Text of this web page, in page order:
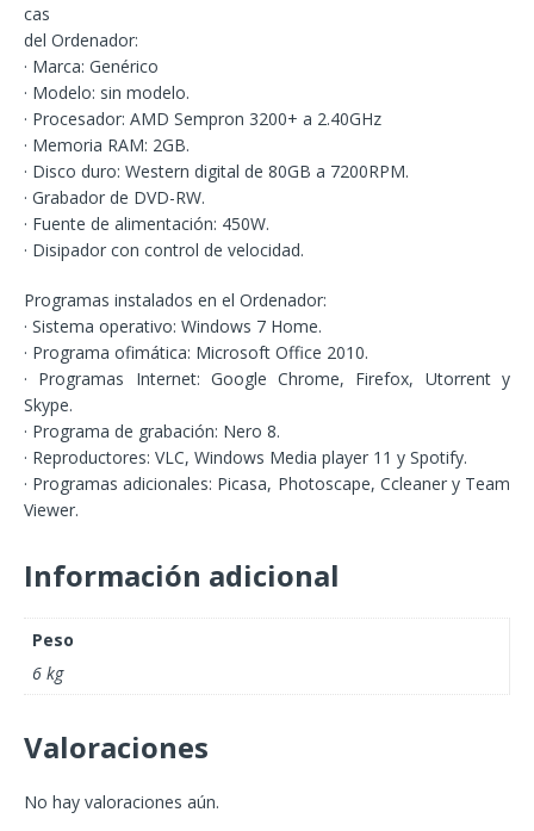
cas
del Ordenador:
· Marca: Genérico
· Modelo: sin modelo.
· Procesador: AMD Sempron 3200+ a 2.40GHz
· Memoria RAM: 2GB.
· Disco duro: Western digital de 80GB a 7200RPM.
· Grabador de DVD-RW.
· Fuente de alimentación: 450W.
· Disipador con control de velocidad.
Programas instalados en el Ordenador:
· Sistema operativo: Windows 7 Home.
· Programa ofimática: Microsoft Office 2010.
· Programas Internet: Google Chrome, Firefox, Utorrent y
Skype.
· Programa de grabación: Nero 8.
· Reproductores: VLC, Windows Media player 11 y Spotify.
· Programas adicionales: Picasa, Photoscape, Ccleaner y Team
Viewer.
Información adicional
Peso
6 kg
Valoraciones
No hay valoraciones aún.